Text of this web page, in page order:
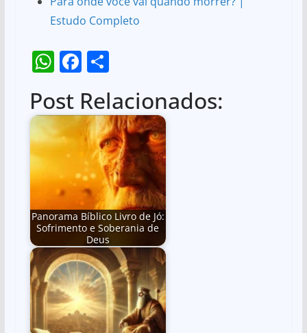
Estudo Completo
W
at
s
A
p
p
F
c
e
b
o
o
k
S
ar
e
Post Relacionados:
Panorama Bíblico Livro de Jó:
Sofrimento e Soberania de
Deus